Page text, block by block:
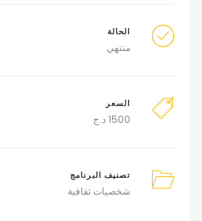
الحالة
منتهي
السعر
1500د.ج
تصنيف البرنامج
شخصيات ثقافية